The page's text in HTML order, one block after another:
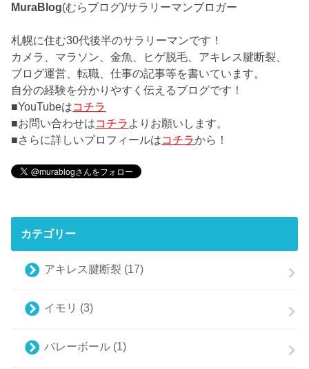
MuraBlog(むらブログ)/サラリーマンブロガー
札幌に住む30代後半のサラリーマンです！
カメラ、マラソン、金魚、ヒゲ脱毛、アキレス腱断裂、
ブログ運営、転職、仕事の記事等を書いています。
自分の経験を分かりやすく伝えるブログです！
■YouTubeはコチラ
■お問い合わせはコチラ よりお願いします。
■さらに詳しいプロフィールはコチラから！
カテゴリー
アキレス腱断裂 (17)
イモリ (3)
バレーボール (1)